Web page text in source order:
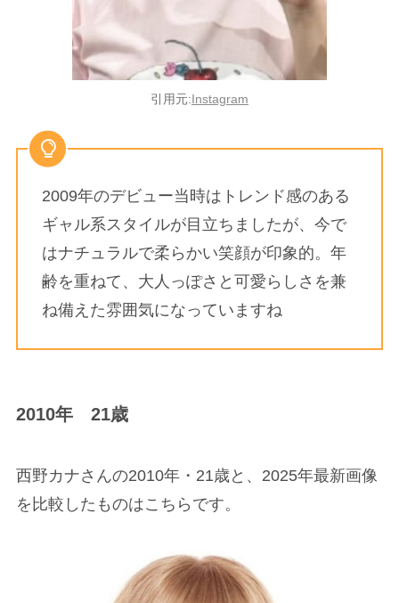
引用元:Instagram
2009年のデビュー当時はトレンド感のある
ギャル系スタイルが目立ちましたが、今で
はナチュラルで柔らかい笑顔が印象的。年
齢を重ねて、大人っぽさと可愛らしさを兼
ね備えた雰囲気になっていますね
2010年 21歳
西野カナさんの2010年・21歳と、2025年最新画像
を比較したものはこちらです。